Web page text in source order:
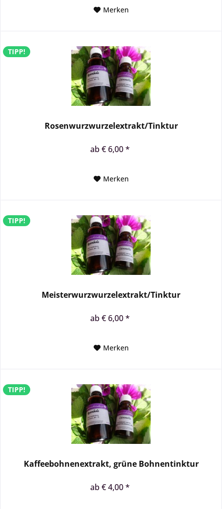
Merken
TIPP!
Rosenwurzwurzelextrakt/Tinktur
ab € 6,00 *
Merken
TIPP!
Meisterwurzwurzelextrakt/Tinktur
ab € 6,00 *
Merken
TIPP!
Kaffeebohnenextrakt, grüne Bohnentinktur
ab € 4,00 *